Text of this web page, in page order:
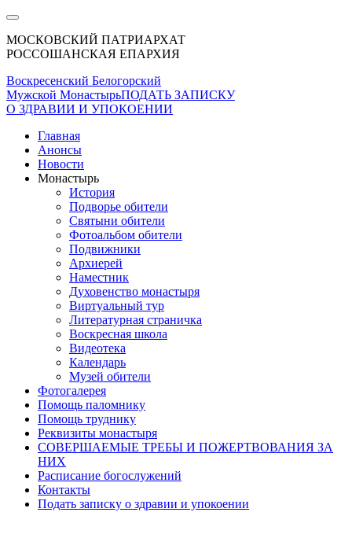
МОСКОВСКИЙ ПАТРИАРХАТ
РОССОШАНСКАЯ ЕПАРХИЯ
Воскресенский Белогорский
Мужской МонастырьПОДАТЬ ЗАПИСКУ
О ЗДРАВИИ И УПОКОЕНИИ
Главная
Анонсы
Новости
Монастырь
История
Подворье обители
Святыни обители
Фотоальбом обители
Подвижники
Архиерей
Наместник
Духовенство монастыря
Виртуальный тур
Литературная страничка
Воскресная школа
Видеотека
Календарь
Музей обители
Фотогалерея
Помощь паломнику
Помощь труднику
Реквизиты монастыря
СОВЕРШАЕМЫЕ ТРЕБЫ И ПОЖЕРТВОВАНИЯ ЗА
НИХ
Расписание богослужений
Контакты
Подать записку о здравии и упокоении